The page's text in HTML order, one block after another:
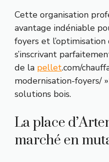
Cette organisation
avantage indéniable
foyers et
s’inscrivant
de la pellet.com/
modernisation-foyers/
solutions bois.
La place
marché en